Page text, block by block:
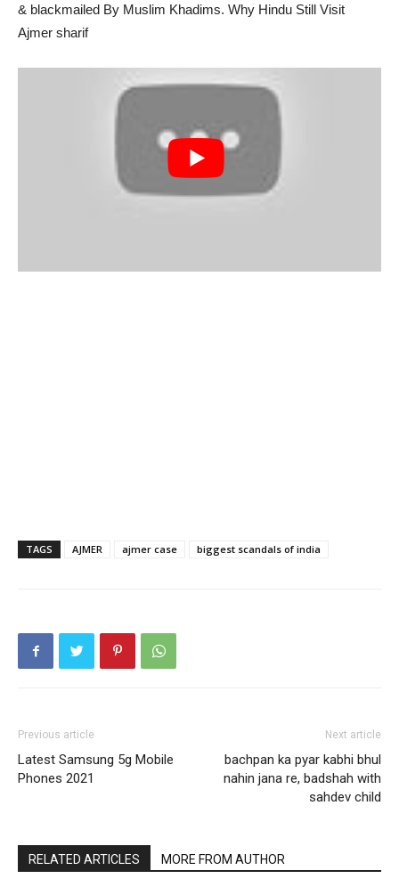
& blackmailed By Muslim Khadims. Why Hindu Still Visit
Ajmer sharif
TAGS AJMER ajmer case biggest scandals of india
Previous article
Latest Samsung 5g Mobile
Phones 2021
Next article
bachpan ka pyar kabhi bhul
nahin jana re, badshah with
sahdev child
RELATED ARTICLES MORE FROM AUTHOR